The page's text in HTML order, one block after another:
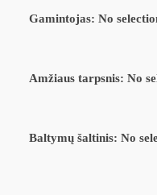
Gamintojas: No
Amžiaus tarpsnis: No
Baltymų šaltinis: No